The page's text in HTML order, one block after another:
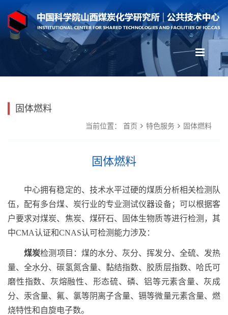
固体燃料
当前位置： 首页 特色服务 固体燃料
固体燃料
中心拥有稳定的、技术水平过硬的煤质分析相关检测队
伍，配有多台煤、炭行业的专业测试仪器设备；可以根据客
户要求对煤炭、焦炭、煤矸石、固体生物质等进行检测，其
中CMA认证和CNAS认可检测能力涉及：
煤炭检测项目：煤的水分、灰分、挥发分、全硫、发热
量、全水分、碳氢氮含量、黏结指数、胶质层指数、哈氏可
磨性指数、灰熔融性、形态硫、磷、铝等元素含量、灰成
分、汞含量、氟、氯等阴离子含量、镉等微量元素含量、燃
烧特性和自旋电子数。